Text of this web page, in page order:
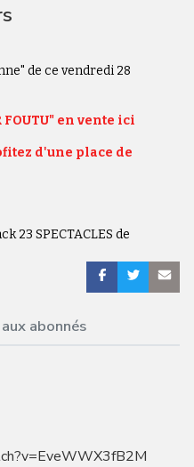
de ce vendredi 28
FOUTU" en vente ici
d'une place de
23 SPECTACLES de
abonnés